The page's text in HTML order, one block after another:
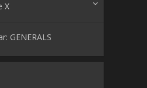
X
GENERALS